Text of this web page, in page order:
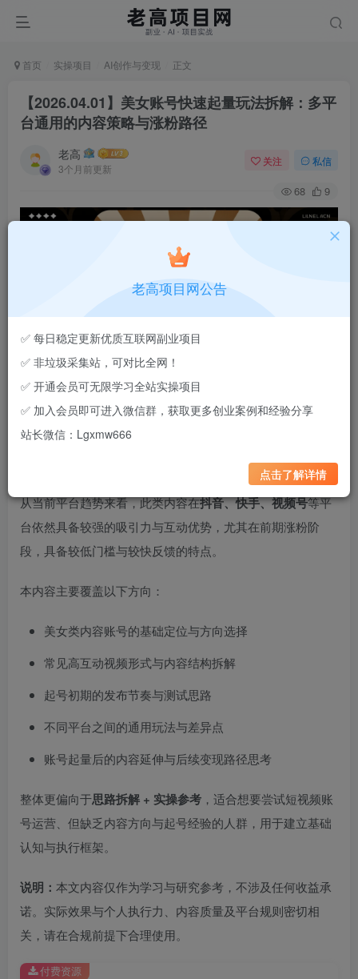
首页 实操项目 AI创作与变现 正文
【2026.04.01】美女账号快速起量玩法拆解：多平
台通用的内容策略与涨粉路径
老高
3个月前更新
关注 私信
68 9
这是一个围绕“美女内容账号起号”的实操拆解，核心聚焦短
视频平台常见的高互动内容形式，通过对热门内容逻辑的拆
从当前平台趋势来看，此类内容在抖音、快手、视频号等平
台依然具备较强的吸引力与互动优势，尤其在前期涨粉阶
段，具备较低门槛与较快反馈的特点。
本内容主要覆盖以下方向：
美女类内容账号的基础定位与方向选择
常见高互动视频形式与内容结构拆解
起号初期的发布节奏与测试思路
不同平台之间的通用玩法与差异点
账号起量后的内容延伸与后续变现路径思考
整体更偏向于思路拆解 + 实操参考 ，适合想要尝试短视频账
号运营、但缺乏内容方向与起号经验的人群，用于建立基础
认知与执行框架。
说明： 本文内容仅作为学习与研究参考，不涉及任何收益承
诺。实际效果与个人执行力、内容质量及平台规则密切相
关，请在合规前提下合理使用。
付费资源
老高项目网公告
✅ 每日稳定更新优质互联网副业项目
✅ 非垃圾采集站，可对比全网！
✅ 开通会员可无限学习全站实操项目
✅ 加入会员即可进入微信群，获取更多创业案例和经验分享
站长微信：Lgxmw666
点击了解详情